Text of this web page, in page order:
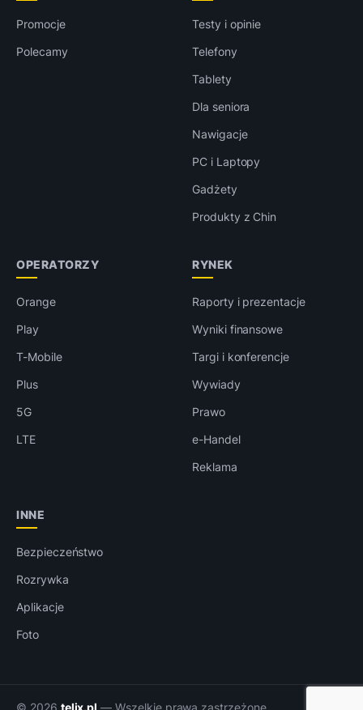
Promocje
Polecamy
Testy i opinie
Telefony
Tablety
Dla seniora
Nawigacje
PC i Laptopy
Gadżety
Produkty z Chin
OPERATORZY
Orange
Play
T-Mobile
Plus
5G
LTE
RYNEK
Raporty i prezentacje
Wyniki finansowe
Targi i konferencje
Wywiady
Prawo
e-Handel
Reklama
INNE
Bezpieczeństwo
Rozrywka
Aplikacje
Foto